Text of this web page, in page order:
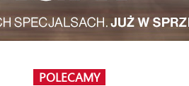
POLECAMY